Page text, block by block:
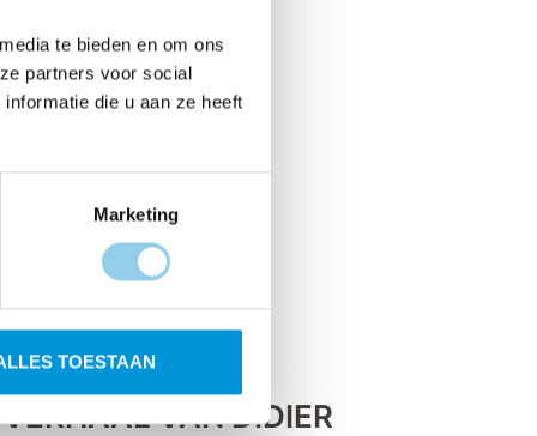
te bieden en om ons
partners voor social
die u aan ze heeft
Marketing
TOESTAAN
VAN DIDIER